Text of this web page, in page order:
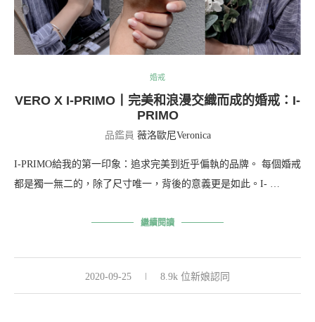
婚戒
VERO X I-PRIMO丨完美和浪漫交織而成的婚戒：I-
PRIMO
品鑑員 薇洛歐尼Veronica
I-PRIMO給我的第一印象：追求完美到近乎偏執的品牌。 每個婚戒
都是獨一無二的，除了尺寸唯一，背後的意義更是如此。I- …
繼續閱讀
2020-09-25 8.9k 位新娘認同